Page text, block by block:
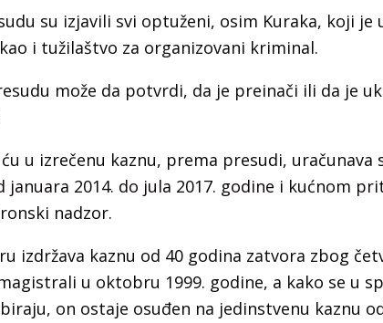
su izjavili svi optuženi, osim Kuraka, koji je
i tužilaštvo za organizovani kriminal.
može da potvrdi, da je preinači ili da je
u izrečenu kaznu, prema presudi, uračunava
2014. do jula 2017. godine i kućnom
nadzor.
izdržava kaznu od 40 godina zatvora zbog
u oktobru 1999. godine, a kako se u
on ostaje osuđen na jedinstvenu kaznu